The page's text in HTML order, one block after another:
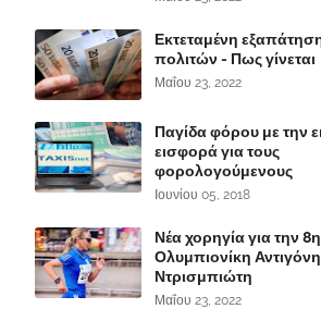
Εκτεταμένη
πολιτών - Πως γίνεται
Μαΐου 23, 2022
Παγίδα φόρου με την
εισφορά για τους
φορολογούμενους
Ιουνίου 05, 2018
Νέα χορηγία για την 8η
Ολυμπιονίκη Αντιγόνη
Ντρισμπιώτη
Μαΐου 23, 2022